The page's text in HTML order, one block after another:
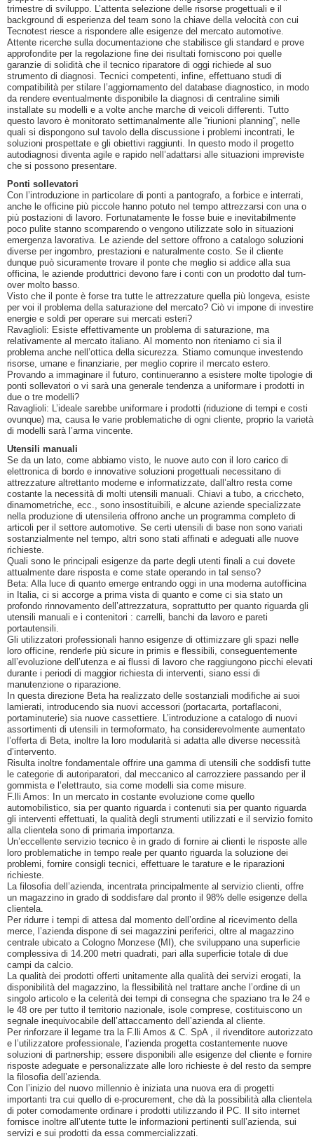
trimestre di sviluppo. L’attenta selezione delle risorse progettuali e il
background di esperienza del team sono la chiave della velocità con cui
Tecnotest riesce a rispondere alle esigenze del mercato automotive.
Attente ricerche sulla documentazione che stabilisce gli standard e prove
approfondite per la regolazione fine dei risultati forniscono poi quelle
garanzie di solidità che il tecnico riparatore di oggi richiede al suo
strumento di diagnosi. Tecnici competenti, infine, effettuano studi di
compatibilità per stilare l’aggiornamento del database diagnostico, in modo
da rendere eventualmente disponibile la diagnosi di centraline simili
installate su modelli e a volte anche marche di veicoli differenti. Tutto
questo lavoro è monitorato settimanalmente alle “riunioni planning”, nelle
quali si dispongono sul tavolo della discussione i problemi incontrati, le
soluzioni prospettate e gli obiettivi raggiunti. In questo modo il progetto
autodiagnosi diventa agile e rapido nell’adattarsi alle situazioni impreviste
che si possono presentare.
Ponti sollevatori
Con l’introduzione in particolare di ponti a pantografo, a forbice e interrati,
anche le officine più piccole hanno potuto nel tempo attrezzarsi con una o
più postazioni di lavoro. Fortunatamente le fosse buie e inevitabilmente
poco pulite stanno scomparendo o vengono utilizzate solo in situazioni
emergenza lavorativa. Le aziende del settore offrono a catalogo soluzioni
diverse per ingombro, prestazioni e naturalmente costo. Se il cliente
dunque può sicuramente trovare il ponte che meglio si addice alla sua
officina, le aziende produttrici devono fare i conti con un prodotto dal turn-
over molto basso.
Visto che il ponte è forse tra tutte le attrezzature quella più longeva, esiste
per voi il problema della saturazione del mercato? Ciò vi impone di investire
energie e soldi per operare sui mercati esteri?
Ravaglioli: Esiste effettivamente un problema di saturazione, ma
relativamente al mercato italiano. Al momento non riteniamo ci sia il
problema anche nell’ottica della sicurezza. Stiamo comunque investendo
risorse, umane e finanziarie, per meglio coprire il mercato estero.
Provando a immaginare il futuro, continueranno a esistere molte tipologie di
ponti sollevatori o vi sarà una generale tendenza a uniformare i prodotti in
due o tre modelli?
Ravaglioli: L’ideale sarebbe uniformare i prodotti (riduzione di tempi e costi
ovunque) ma, causa le varie problematiche di ogni cliente, proprio la varietà
di modelli sarà l’arma vincente.
Utensili manuali
Se da un lato, come abbiamo visto, le nuove auto con il loro carico di
elettronica di bordo e innovative soluzioni progettuali necessitano di
attrezzature altrettanto moderne e informatizzate, dall’altro resta come
costante la necessità di molti utensili manuali. Chiavi a tubo, a criccheto,
dinamometriche, ecc., sono insostituibili, e alcune aziende specializzate
nella produzione di utensileria offrono anche un programma completo di
articoli per il settore automotive. Se certi utensili di base non sono variati
sostanzialmente nel tempo, altri sono stati affinati e adeguati alle nuove
richieste.
Quali sono le principali esigenze da parte degli utenti finali a cui dovete
attualmente dare risposta e come state operando in tal senso?
Beta: Alla luce di quanto emerge entrando oggi in una moderna autofficina
in Italia, ci si accorge a prima vista di quanto e come ci sia stato un
profondo rinnovamento dell’attrezzatura, soprattutto per quanto riguarda gli
utensili manuali e i contenitori : carrelli, banchi da lavoro e pareti
portautensili.
Gli utilizzatori professionali hanno esigenze di ottimizzare gli spazi nelle
loro officine, renderle più sicure in primis e flessibili, conseguentemente
all’evoluzione dell’utenza e ai flussi di lavoro che raggiungono picchi elevati
durante i periodi di maggior richiesta di interventi, siano essi di
manutenzione o riparazione.
In questa direzione Beta ha realizzato delle sostanziali modifiche ai suoi
lamierati, introducendo sia nuovi accessori (portacarta, portaflaconi,
portaminuterie) sia nuove cassettiere. L’introduzione a catalogo di nuovi
assortimenti di utensili in termoformato, ha considerevolmente aumentato
l’offerta di Beta, inoltre la loro modularità si adatta alle diverse necessità
d’intervento.
Risulta inoltre fondamentale offrire una gamma di utensili che soddisfi tutte
le categorie di autoriparatori, dal meccanico al carrozziere passando per il
gommista e l’elettrauto, sia come modelli sia come misure.
F.lli Amos: In un mercato in costante evoluzione come quello
automobilistico, sia per quanto riguarda i contenuti sia per quanto riguarda
gli interventi effettuati, la qualità degli strumenti utilizzati e il servizio fornito
alla clientela sono di primaria importanza.
Un’eccellente servizio tecnico è in grado di fornire ai clienti le risposte alle
loro problematiche in tempo reale per quanto riguarda la soluzione dei
problemi, fornire consigli tecnici, effettuare le tarature e le riparazioni
richieste.
La filosofia dell’azienda, incentrata principalmente al servizio clienti, offre
un magazzino in grado di soddisfare dal pronto il 98% delle esigenze della
clientela.
Per ridurre i tempi di attesa dal momento dell’ordine al ricevimento della
merce, l’azienda dispone di sei magazzini periferici, oltre al magazzino
centrale ubicato a Cologno Monzese (MI), che sviluppano una superficie
complessiva di 14.200 metri quadrati, pari alla superficie totale di due
campi da calcio.
La qualità dei prodotti offerti unitamente alla qualità dei servizi erogati, la
disponibilità del magazzino, la flessibilità nel trattare anche l’ordine di un
singolo articolo e la celerità dei tempi di consegna che spaziano tra le 24 e
le 48 ore per tutto il territorio nazionale, isole comprese, costituiscono un
segnale inequivocabile dell’attaccamento dell’azienda al cliente.
Per rinforzare il legame tra la F.lli Amos & C. SpA , il rivenditore autorizzato
e l’utilizzatore professionale, l’azienda progetta costantemente nuove
soluzioni di partnership; essere disponibili alle esigenze del cliente e fornire
risposte adeguate e personalizzate alle loro richieste è del resto da sempre
la filosofia dell’azienda.
Con l’inizio del nuovo millennio è iniziata una nuova era di progetti
importanti tra cui quello di e-procurement, che dà la possibilità alla clientela
di poter comodamente ordinare i prodotti utilizzando il PC. Il sito internet
fornisce inoltre all’utente tutte le informazioni pertinenti sull’azienda, sui
servizi e sui prodotti da essa commercializzati.